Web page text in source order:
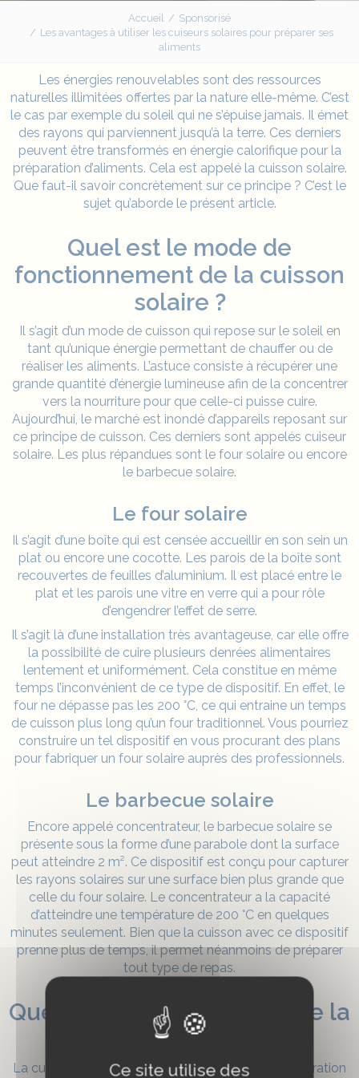
Accueil
Sponsorisé
Les avantages à utiliser les cuiseurs solaires pour préparer ses
aliments
Les énergies renouvelables sont des ressources
naturelles illimitées offertes par la nature elle-même. C’est
le cas par exemple du soleil qui ne s’épuise jamais. Il émet
des rayons qui parviennent jusqu’à la terre. Ces derniers
peuvent être transformés en énergie calorifique pour la
préparation d’aliments. Cela est appelé la cuisson solaire.
Que faut-il savoir concrètement sur ce principe ? C’est le
sujet qu’aborde le présent article.
Quel est le mode de
fonctionnement de la cuisson
solaire ?
Il s’agit d’un mode de cuisson qui repose sur le soleil en
tant qu’unique énergie permettant de chauffer ou de
réaliser les aliments. L’astuce consiste à récupérer une
grande quantité d’énergie lumineuse afin de la concentrer
vers la nourriture pour que celle-ci puisse cuire.
Aujourd’hui, le marché est inondé d’appareils reposant sur
ce principe de cuisson. Ces derniers sont appelés cuiseur
solaire. Les plus répandues sont le four solaire ou encore
le barbecue solaire.
Le four solaire
Il s’agit d’une boîte qui est censée accueillir en son sein un
plat ou encore une cocotte. Les parois de la boîte sont
recouvertes de feuilles d’aluminium. Il est placé entre le
plat et les parois une vitre en verre qui a pour rôle
d’engendrer l’effet de serre.
Il s’agit là d’une installation très avantageuse, car elle offre
la possibilité de cuire plusieurs denrées alimentaires
lentement et uniformément. Cela constitue en même
temps l’inconvénient de ce type de dispositif. En effet, le
four ne dépasse pas les 200 °C, ce qui entraine un temps
de cuisson plus long qu’un four traditionnel. Vous pourriez
construire un tel dispositif en vous procurant des plans
pour fabriquer un four solaire auprès des professionnels.
Le barbecue solaire
Encore appelé concentrateur, le barbecue solaire se
présente sous la forme d’une parabole dont la surface
peut atteindre 2 m². Ce dispositif est conçu pour capturer
les rayons solaires sur une surface bien plus grande que
celle du four solaire. Le concentrateur a la capacité
d’atteindre une température de 200 °C en quelques
minutes seulement. Bien que la cuisson avec ce dispositif
prenne plus de temps, il permet néanmoins de préparer
tout type de repas.
Quels sont les avantages de la
cuisson solaire ?
La cuisson solaire se révèle être un mode de préparation
Ce site utilise des